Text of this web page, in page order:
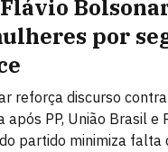
por
reforça discurso
PP, União Brasil e
partido minimiza falta